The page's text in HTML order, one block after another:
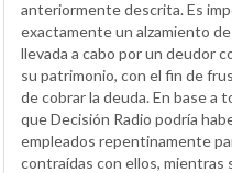
anteriormente descrita. Es
exactamente un alzamiento
llevada a cabo por un deudor
su patrimonio, con el fin de
de cobrar la deuda. En base a
que Decisión Radio podría
empleados repentinamente
contraídas con ellos, mientras